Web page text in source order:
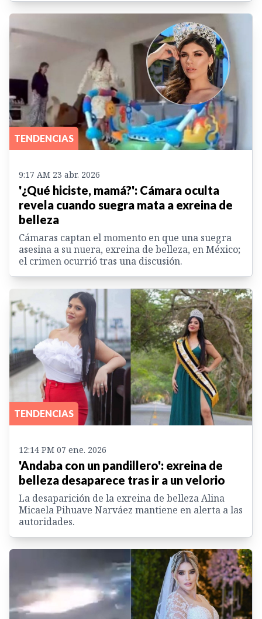
TENDENCIAS
9:17 AM 23 abr. 2026
'¿Qué hiciste, mamá?': Cámara oculta
revela cuando suegra mata a exreina de
belleza
Cámaras captan el momento en que una suegra
asesina a su nuera, exreina de belleza, en México;
el crimen ocurrió tras una discusión.
TENDENCIAS
12:14 PM 07 ene. 2026
'Andaba con un pandillero': exreina de
belleza desaparece tras ir a un velorio
La desaparición de la exreina de belleza Alina
Micaela Pihuave Narváez mantiene en alerta a las
autoridades.